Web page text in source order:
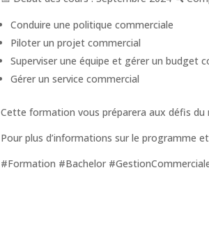
Conduire une politique commerciale
Piloter un projet commercial
Superviser une équipe et gérer un budget
Gérer un service commercial
Cette formation vous préparera aux défis
Pour plus d’informations sur le programme
#Formation #Bachelor